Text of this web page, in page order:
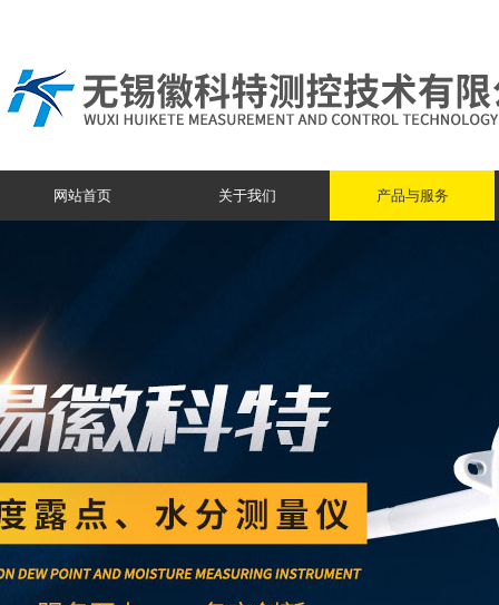
网站首页 关于我们 产品与服务